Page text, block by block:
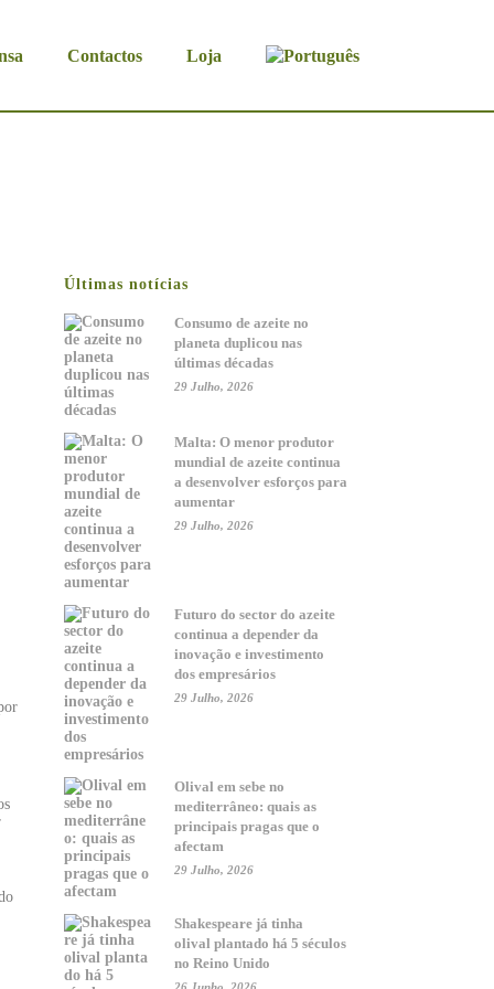
Contactos Loja
Últimas notícias
Consumo de azeite no
planeta duplicou nas
últimas décadas
29 Julho, 2026
Malta: O menor produtor
mundial de azeite continua
a desenvolver esforços para
aumentar
29 Julho, 2026
Futuro do sector do azeite
continua a depender da
inovação e investimento
dos empresários
29 Julho, 2026
Olival em sebe no
mediterrâneo: quais as
principais pragas que o
afectam
29 Julho, 2026
Shakespeare já tinha
olival plantado há 5 séculos
no Reino Unido